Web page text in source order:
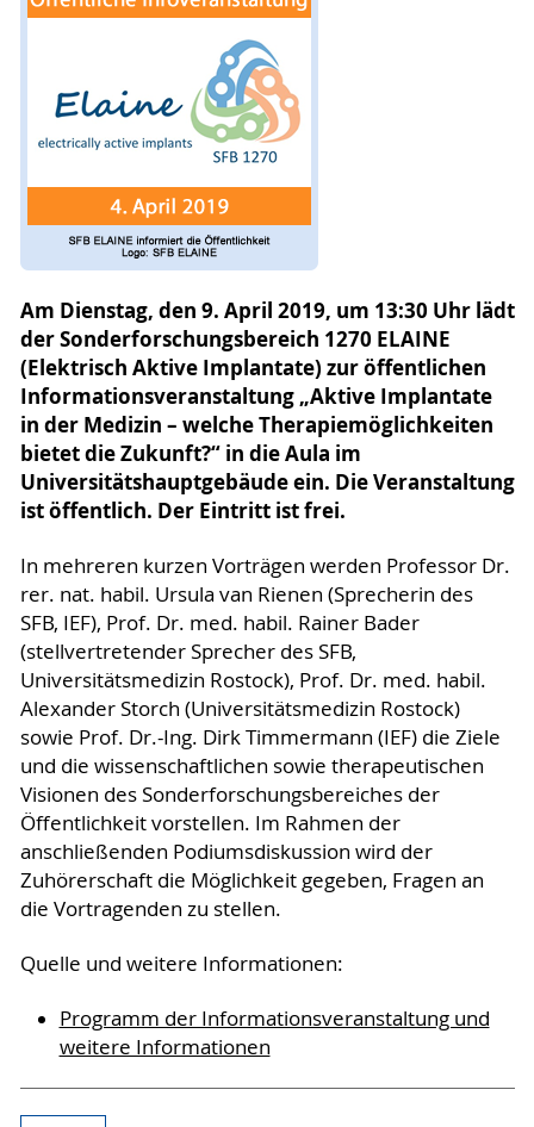
Am Dienstag, den 9. April 2019, um 13:30 Uhr lädt
der Sonderforschungsbereich 1270 ELAINE
(Elektrisch Aktive Implantate) zur öffentlichen
Informationsveranstaltung „Aktive Implantate
in der Medizin – welche Therapiemöglichkeiten
bietet die Zukunft?“ in die Aula im
Universitätshauptgebäude ein. Die Veranstaltung
ist öffentlich. Der Eintritt ist frei.
In mehreren kurzen Vorträgen werden Professor Dr.
rer. nat. habil. Ursula van Rienen (Sprecherin des
SFB, IEF), Prof. Dr. med. habil. Rainer Bader
(stellvertretender Sprecher des SFB,
Universitätsmedizin Rostock), Prof. Dr. med. habil.
Alexander Storch (Universitätsmedizin Rostock)
sowie Prof. Dr.-Ing. Dirk Timmermann (IEF) die Ziele
und die wissenschaftlichen sowie therapeutischen
Visionen des Sonderforschungsbereiches der
Öffentlichkeit vorstellen. Im Rahmen der
anschließenden Podiumsdiskussion wird der
Zuhörerschaft die Möglichkeit gegeben, Fragen an
die Vortragenden zu stellen.
Quelle und weitere Informationen:
Programm der Informationsveranstaltung und
weitere Informationen